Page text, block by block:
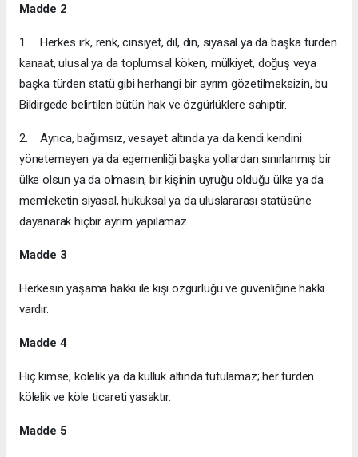
Madde 2
1. Herkes ırk, renk, cinsiyet, dil, din, siyasal ya da başka türden
kanaat, ulusal ya da toplumsal köken, mülkiyet, doğuş veya
başka türden statü gibi herhangi bir ayrım gözetilmeksizin, bu
Bildirgede belirtilen bütün hak ve özgürlüklere sahiptir.
2. Ayrıca, bağımsız, vesayet altında ya da kendi kendini
yönetemeyen ya da egemenliği başka yollardan sınırlanmış bir
ülke olsun ya da olmasın, bir kişinin uyruğu olduğu ülke ya da
memleketin siyasal, hukuksal ya da uluslararası statüsüne
dayanarak hiçbir ayrım yapılamaz.
Madde 3
Herkesin yaşama hakkı ile kişi özgürlüğü ve güvenliğine hakkı
vardır.
Madde 4
Hiç kimse, kölelik ya da kulluk altında tutulamaz; her türden
kölelik ve köle ticareti yasaktır.
Madde 5